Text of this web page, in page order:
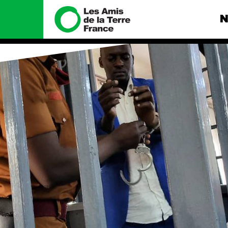
Nous connaître
Histoire
Manifeste
Missions et méthodes
Équipes et
fonctionnement
Le réseau dans le monde
Nos alliés
Je soutiens les Amis de la
Terre
Nos
Total, rendez-
tribunal
Gaz « naturel
enfumage
Mode : une
destructrice
Gaz au
violence
Nos autres